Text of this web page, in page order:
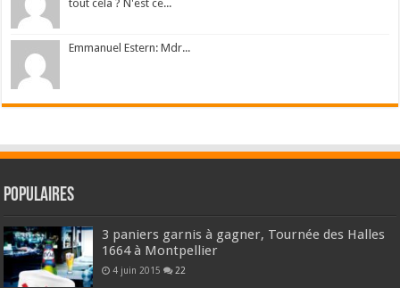
tout cela ? N'est ce...
Emmanuel Estern: Mdr...
Populaires
3 paniers garnis à gagner, Tournée des Halles
1664 à Montpellier
4 juin 2015 22